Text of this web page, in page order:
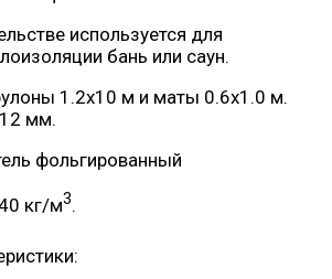
используется для
бань или саун.
1.2х10 м и маты 0.6х1.0 м.
мм.
кг/м3.